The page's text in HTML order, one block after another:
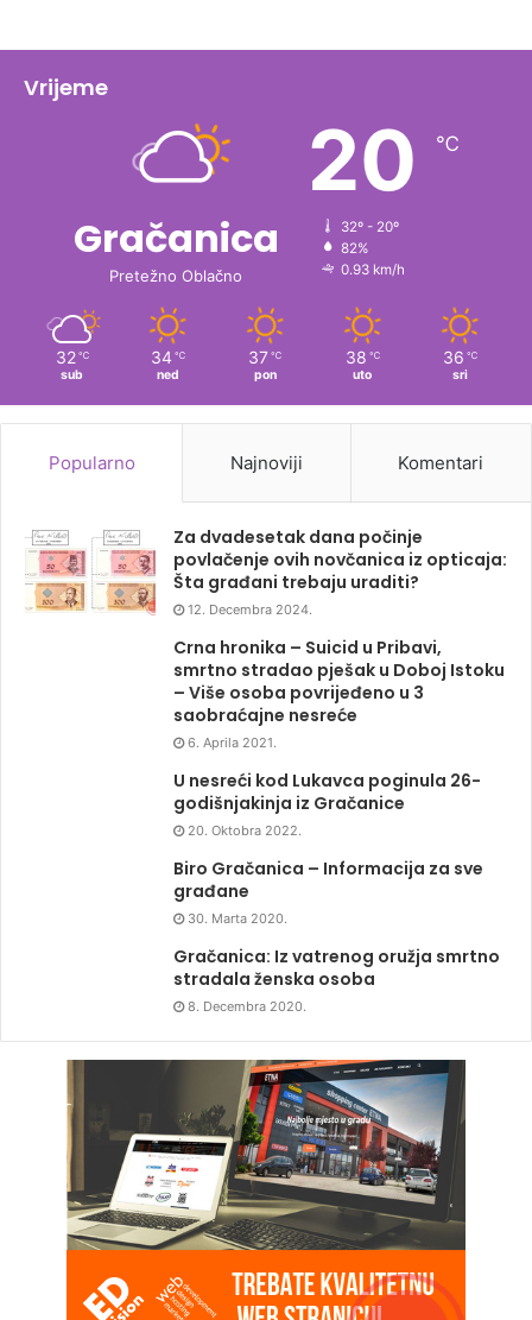
Vrijeme
Gračanica
Pretežno Oblačno
20 ℃
32º - 20º
82%
0.93 km/h
32 ℃
sub
34 ℃
ned
37 ℃
pon
38 ℃
uto
36 ℃
sri
Popularno Najnoviji Komentari
Za dvadesetak dana počinje
povlačenje ovih novčanica iz opticaja:
Šta građani trebaju uraditi?
12. Decembra 2024.
Crna hronika – Suicid u Pribavi,
smrtno stradao pješak u Doboj Istoku
– Više osoba povrijeđeno u 3
saobraćajne nesreće
6. Aprila 2021.
U nesreći kod Lukavca poginula 26-
godišnjakinja iz Gračanice
20. Oktobra 2022.
Biro Gračanica – Informacija za sve
građane
30. Marta 2020.
Gračanica: Iz vatrenog oružja smrtno
stradala ženska osoba
8. Decembra 2020.